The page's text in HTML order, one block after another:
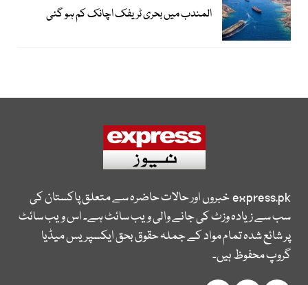
المندب میں بحری ٹریفک اچانک کم ہو گئی
express.pkخبروں اور حالات حاضرہ سے متعلق پاکستان کی
سب سے زیادہ وزٹ کی جانے والی ویب سائٹ ہے۔ اس ویب سائٹ
پر شائع شدہ تمام مواد کے جملہ حقوق بحق ایکسپریس میڈیا
گروپ محفوظ ہیں۔